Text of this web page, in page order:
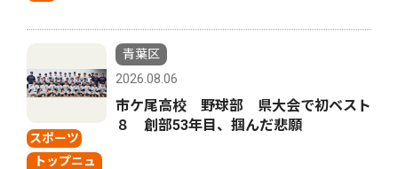
スポーツ
トップニュ
青葉区
2026.08.06
市ケ尾高校 野球部 県大会で初ベスト
８ 創部53年目、掴んだ悲願